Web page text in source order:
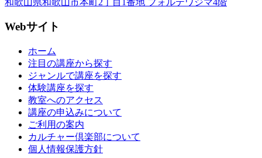
Webサイト
ホーム
注目の講座から探す
ジャンルで講座を探す
体験講座を探す
教室へのアクセス
講座の申込みについて
ご利用の案内
カルチャー倶楽部について
個人情報保護方針